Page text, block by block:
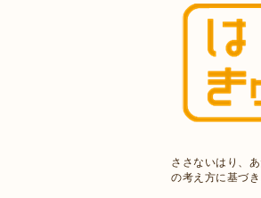
ささないはり、
の考え方に基づ